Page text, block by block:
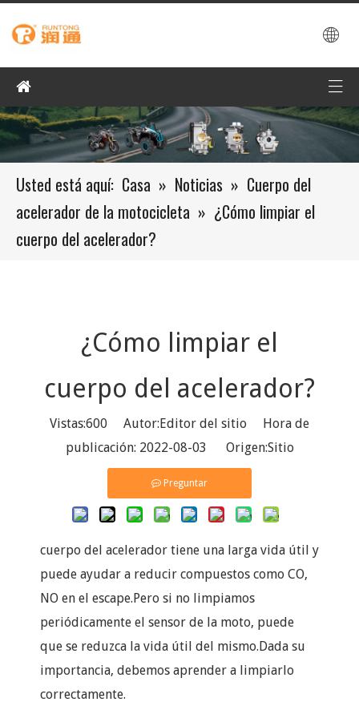
Usted está aquí: Casa » Noticias » Cuerpo del
acelerador de la motocicleta » ¿Cómo limpiar el
cuerpo del acelerador?
¿Cómo limpiar el
cuerpo del acelerador?
Vistas:600 Autor:Editor del sitio Hora de
publicación: 2022-08-03 Origen:Sitio
Preguntar
cuerpo del acelerador tiene una larga vida útil y
puede ayudar a reducir compuestos como CO,
NO en el escape.Pero si no limpiamos
periódicamente el sensor de la moto, puede
que se reduzca la vida útil del mismo.Dada su
importancia, debemos aprender a limpiarlo
correctamente.